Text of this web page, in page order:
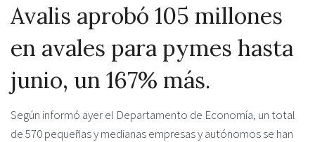
Avalis aprobó 105 millones
en avales para pymes hasta
junio, un 167% más.
Según informó ayer el Departamento de Economía, un total
de 570 pequeñas y medianas empresas y autónomos se han